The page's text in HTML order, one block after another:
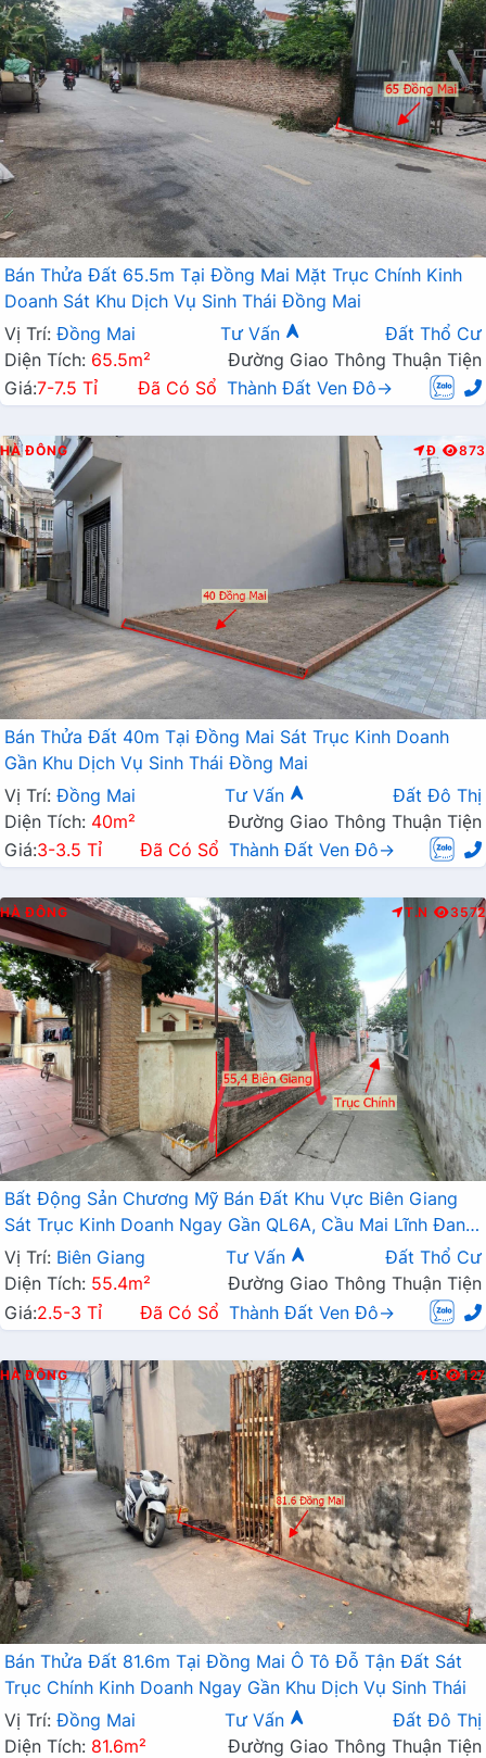
Bán Thửa Đất 65.5m Tại Đồng Mai Mặt Trục Chính Kinh
Doanh Sát Khu Dịch Vụ Sinh Thái Đồng Mai
Vị Trí: Đồng Mai Tư Vấn
Đất Thổ Cư
Diện Tích: 65.5m²
Đường Giao Thông Thuận Tiện
Giá:7-7.5 Tỉ Đã Có Sổ Thành Đất Ven Đô→
HÀ ĐÔNG Đ 873
Bán Thửa Đất 40m Tại Đồng Mai Sát Trục Kinh Doanh
Gần Khu Dịch Vụ Sinh Thái Đồng Mai
Vị Trí: Đồng Mai Tư Vấn
Đất Đô Thị
Diện Tích: 40m²
Đường Giao Thông Thuận Tiện
Giá:3-3.5 Tỉ Đã Có Sổ Thành Đất Ven Đô→
HÀ ĐÔNG T.N 3572
Bất Động Sản Chương Mỹ Bán Đất Khu Vực Biên Giang
Sát Trục Kinh Doanh Ngay Gần QL6A, Cầu Mai Lĩnh Đang
Mở Rộng
Vị Trí: Biên Giang Tư Vấn
Đất Thổ Cư
Diện Tích: 55.4m²
Đường Giao Thông Thuận Tiện
Giá:2.5-3 Tỉ Đã Có Sổ Thành Đất Ven Đô→
HÀ ĐÔNG Đ 127
Bán Thửa Đất 81.6m Tại Đồng Mai Ô Tô Đỗ Tận Đất Sát
Trục Chính Kinh Doanh Ngay Gần Khu Dịch Vụ Sinh Thái
Vị Trí: Đồng Mai Tư Vấn
Đất Đô Thị
Diện Tích: 81.6m²
Đường Giao Thông Thuận Tiện